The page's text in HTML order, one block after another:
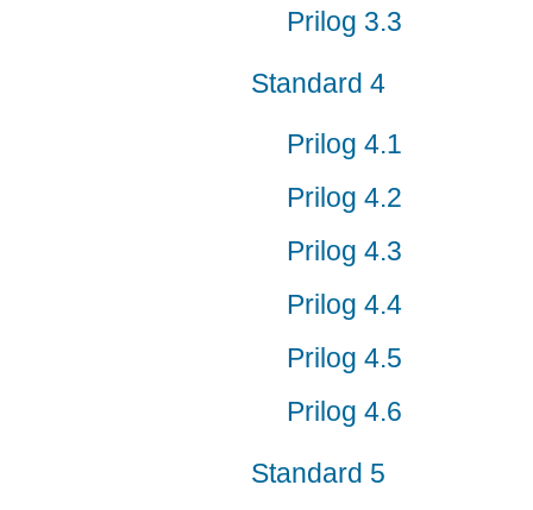
Prilog 3.3
Standard 4
Prilog 4.1
Prilog 4.2
Prilog 4.3
Prilog 4.4
Prilog 4.5
Prilog 4.6
Standard 5